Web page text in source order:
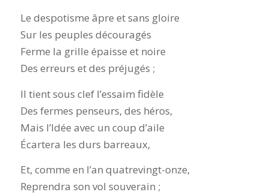
Le despotisme âpre et sans gloire
Sur les peuples découragés
Ferme la grille épaisse et noire
Des erreurs et des préjugés ;
Il tient sous clef l’essaim fidèle
Des fermes penseurs, des héros,
Mais l’Idée avec un coup d’aile
Écartera les durs barreaux,
Et, comme en l’an quatrevingt-onze,
Reprendra son vol souverain ;